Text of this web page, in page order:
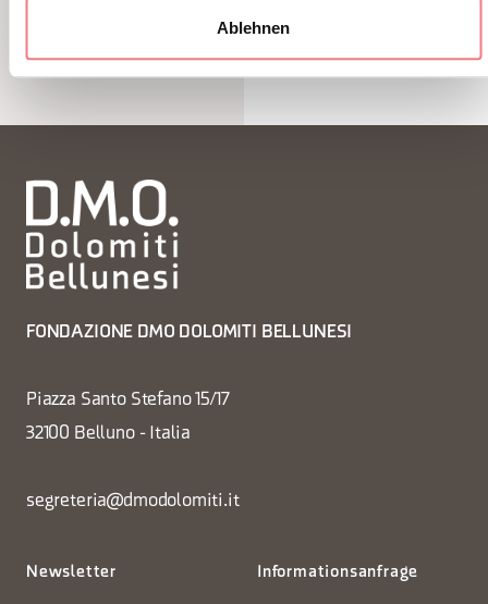
Ablehnen
FONDAZIONE DMO DOLOMITI BELLUNESI
Piazza Santo Stefano 15/17
32100 Belluno - Italia
segreteria@dmodolomiti.it
Newsletter Informationsanfrage